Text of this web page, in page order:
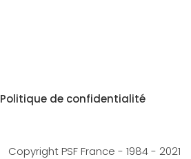
Politique de confidentialité
Copyright PSF France - 1984 - 2021